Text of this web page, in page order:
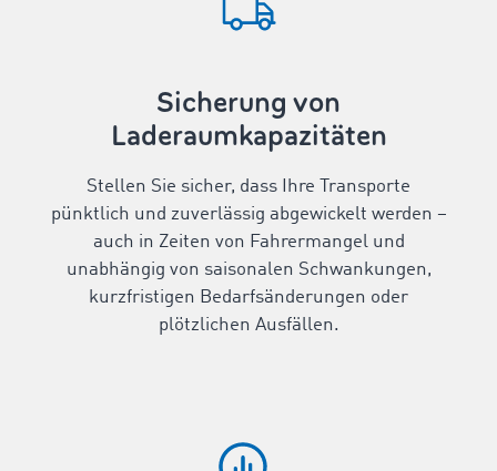
Sicherung von
Laderaumkapazitäten
Stellen Sie sicher, dass Ihre Transporte
pünktlich und zuverlässig abgewickelt werden –
auch in Zeiten von Fahrermangel und
unabhängig von saisonalen Schwankungen,
kurzfristigen Bedarfsänderungen oder
plötzlichen Ausfällen.